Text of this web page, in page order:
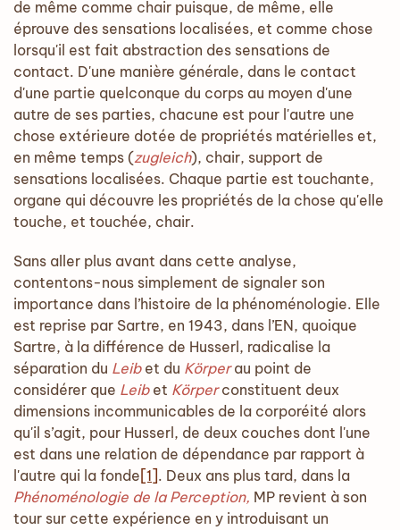
de même comme chair puisque, de même, elle
éprouve des sensations localisées, et comme chose
lorsqu'il est fait abstraction des sensations de
contact. D'une manière générale, dans le contact
d'une partie quelconque du corps au moyen d'une
autre de ses parties, chacune est pour l'autre une
chose extérieure dotée de propriétés matérielles et,
en même temps (zugleich), chair, support de
sensations localisées. Chaque partie est touchante,
organe qui découvre les propriétés de la chose qu'elle
touche, et touchée, chair.
Sans aller plus avant dans cette analyse,
contentons-nous simplement de signaler son
importance dans l’histoire de la phénoménologie. Elle
est reprise par Sartre, en 1943, dans l’EN, quoique
Sartre, à la différence de Husserl, radicalise la
séparation du Leibet du Körperau point de
considérer que Leibet Körperconstituent deux
dimensions incommunicables de la corporéité alors
qu'il s’agit, pour Husserl, de deux couches dont l'une
est dans une relation de dépendance par rapport à
l'autre qui la fonde [1]. Deux ans plus tard, dans la
Phénoménologie de la Perception, MP revient à son
tour sur cette expérience en y introduisant un